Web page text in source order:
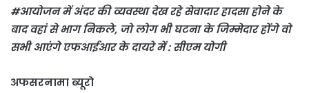
#आयोजन में अंदर की व्यवस्था देख रहे सेवादार हादसा होने के
बाद वहां से भाग निकले, जो लोग भी घटना के जिम्मेदार होंगे वो
सभी आएंगे एफआईआर के दायरे में : सीएम योगी
अफसरनामा ब्यूरो